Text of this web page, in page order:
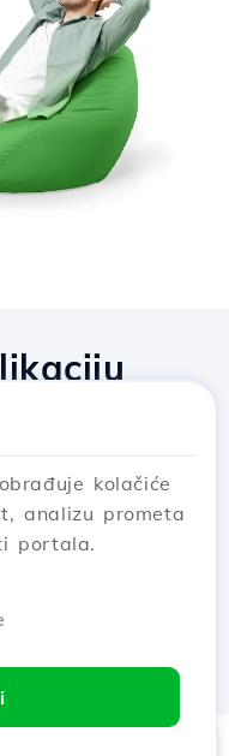
kolačiće
analizu prometa
portala.